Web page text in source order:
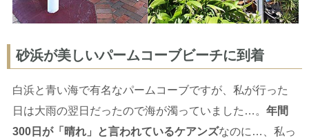
砂浜が美しいパームコーブビーチに到着
白浜と青い海で有名なパームコーブですが、私が行った
日は大雨の翌日だったので海が濁っていました…。 年間
300日が「晴れ」と言われているケアンズなのに…、私っ